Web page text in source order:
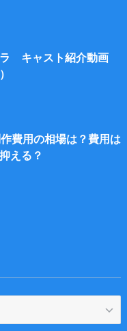
キャスト紹介動画
費用の相場は？費用は
える？